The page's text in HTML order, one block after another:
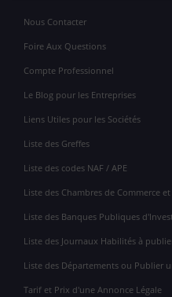
Nous Contacter
Foire Aux Questions
Compte Professionnel
Le Blog pour les Entreprises
Liens Utiles pour les Sociétés
Liste des Greffes
Liste des codes NAF / APE
Liste des Chambres de Commerce
Liste des Banques Publiques
Liste des Journaux Habilités à
Liste des Départements ou Publier
Tarif et Prix d'une Annonce Légale